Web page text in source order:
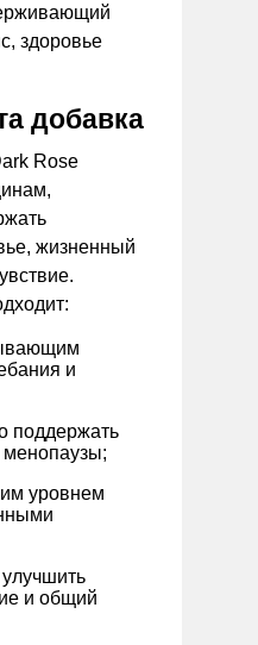
здоровье
добавка
Rose
жизненный
и
поддержать
менопаузы;
уровнем
и общий